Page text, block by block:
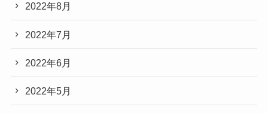
2022年8月
2022年7月
2022年6月
2022年5月